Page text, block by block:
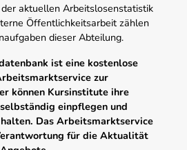
aktuellen Arbeitslosenstatistik
Öffentlichkeitsarbeit zählen
dieser Abteilung.
ist eine kostenlose
zur
können Kursinstitute ihre
einpflegen und
Das Arbeitsmarktservice
für die Aktualität